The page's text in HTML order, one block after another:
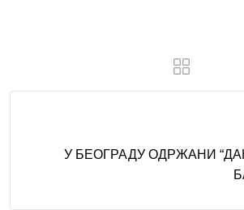
У БЕОГРАДУ ОДРЖАНИ